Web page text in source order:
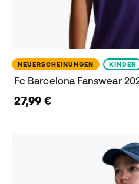
NEUERSCHEINUNGEN KINDER
Fc Barcelona Fanswear
27,99 €